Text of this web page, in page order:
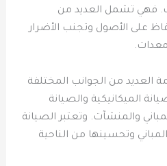
فهي تشمل العديد من
على الأصول وتجنب الأضرار
العديد من الجوانب المختلفة
الميكانيكية والصيانة
والمنشآت. وتعتبر الصيانة
وتحسينها من الناحية